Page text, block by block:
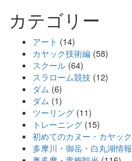
カテゴリー
アート (14)
カヤック技術編 (58)
スクール (64)
スラローム競技 (12)
ダム (6)
ダム (1)
ツーリング (11)
トレーニング (15)
初めてのカヌー・カヤック
多摩川・御岳・白丸湖情報